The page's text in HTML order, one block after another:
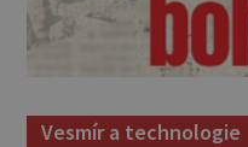
Vesmír a technologie